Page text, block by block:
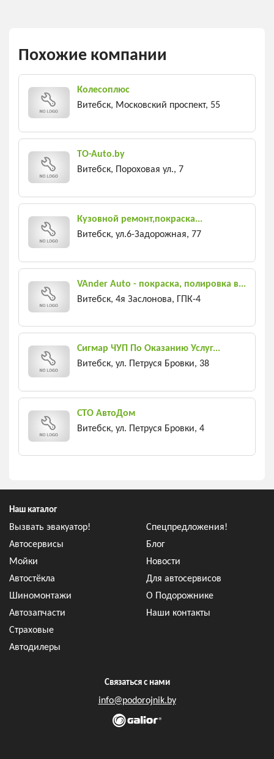
Похожие компании
Колесоплюс
Витебск, Московский проспект, 55
TO-Auto.by
Витебск, Пороховая ул., 7
Кузовной ремонт,покраска...
Витебск, ул.6-Задорожная, 77
VAnder Auto - покраска, полировка в...
Витебск, 4я Заслонова, ГПК-4
Сигмар ЧУП По Оказанию Услуг...
Витебск, ул. Петруся Бровки, 38
СТО АвтоДом
Витебск, ул. Петруся Бровки, 4
Наш каталог
Вызвать эвакуатор!
Автосервисы
Мойки
Автостёкла
Шиномонтажи
Автозапчасти
Страховые
Автодилеры
Спецпредложения!
Блог
Новости
Для автосервисов
О Подорожнике
Наши контакты
Связаться с нами
info@podorojnik.by